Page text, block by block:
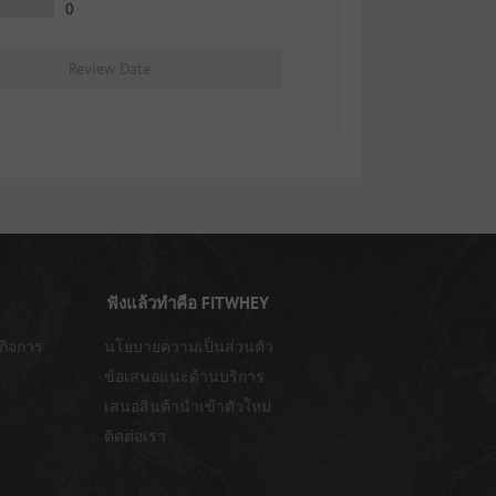
0
Review Date
ฟังแล้วทำคือ FITWHEY
จการ
นโยบายความเป็นส่วนตัว
ข้อเสนอแนะด้านบริการ
เสนอสินค้านำเข้าตัวใหม่
ติดต่อเรา